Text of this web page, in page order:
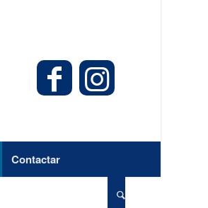
Contactar